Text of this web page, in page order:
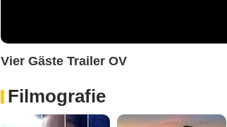
Vier Gäste Trailer OV
Filmografie